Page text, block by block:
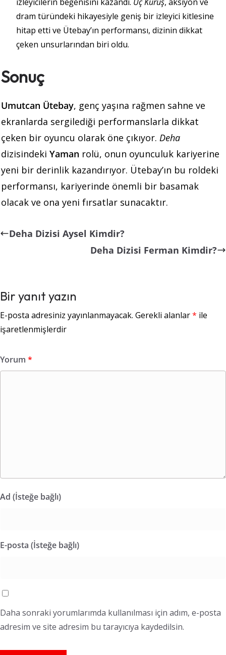
dram türündeki hikayesiyle geniş bir izleyici kitlesine
hitap etti ve Ütebay’ın performansı, dizinin dikkat
çeken unsurlarından biri oldu.
Sonuç
Umutcan Ütebay, genç yaşına rağmen sahne ve
ekranlarda sergilediği performanslarla dikkat
çeken bir oyuncu olarak öne çıkıyor. Deha
dizisindeki Yaman rolü, onun oyunculuk kariyerine
yeni bir derinlik kazandırıyor. Ütebay’ın bu roldeki
performansı, kariyerinde önemli bir basamak
olacak ve ona yeni fırsatlar sunacaktır.
Deha Dizisi Aysel Kimdir?
Deha Dizisi Ferman Kimdir?
Bir yanıt yazın
E-posta adresiniz yayınlanmayacak. Gerekli alanlar* ile
işaretlenmişlerdir
Yorum *
Ad (İsteğe bağlı)
E-posta (İsteğe bağlı)
Daha sonraki yorumlarımda kullanılması için adım, e-posta
adresim ve site adresim bu tarayıcıya kaydedilsin.